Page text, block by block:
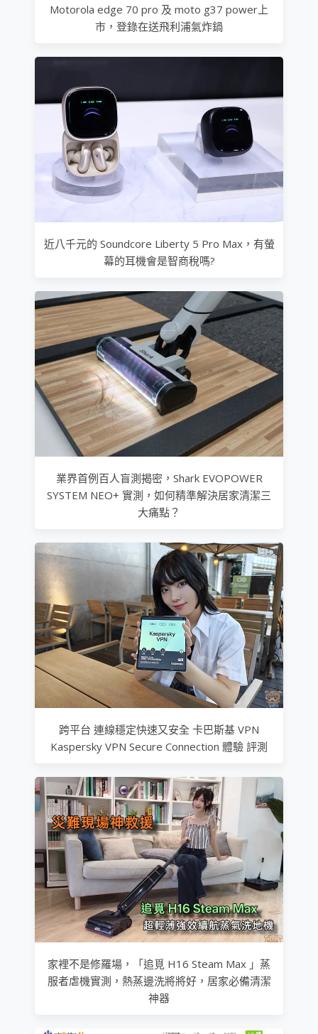
Motorola edge 70 pro 及 moto g37 power上
市，登錄在送飛利浦氣炸鍋
近八千元的 Soundcore Liberty 5 Pro Max，有螢
幕的耳機會是智商稅嗎?
業界首例百人盲測揭密，Shark EVOPOWER
SYSTEM NEO+ 實測，如何精準解決居家清潔三
大痛點？
跨平台 連線穩定快速又安全 卡巴斯基 VPN
Kaspersky VPN Secure Connection 體驗 評測
家裡不是修羅場，「追覓 H16 Steam Max 」蒸
服者虐機實測，熱蒸邊洗將將好，居家必備清潔
神器